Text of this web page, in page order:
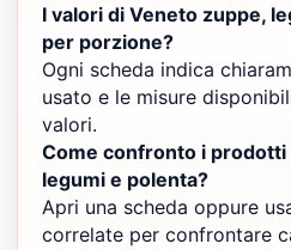
I valori di Veneto zuppe,
per porzione?
Ogni scheda indica
usato e le misure
valori.
Come confronto i prodotti
legumi e polenta?
Apri una scheda oppure
correlate per confrontare